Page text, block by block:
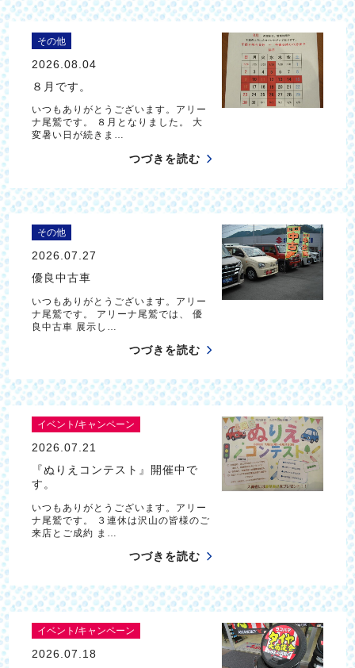
その他
2026.08.04
８月です。
いつもありがとうございます。アリー
ナ尾鷲です。 ８月となりました。 大
変暑い日が続きま…
つづきを読む
その他
2026.07.27
優良中古車
いつもありがとうございます。アリー
ナ尾鷲です。 アリーナ尾鷲では、 優
良中古車 展示し…
つづきを読む
イベント/キャンペーン
2026.07.21
『ぬりえコンテスト』開催中で
す。
いつもありがとうございます。アリー
ナ尾鷲です。 ３連休は沢山の皆様のご
来店とご成約 ま…
つづきを読む
イベント/キャンペーン
2026.07.18